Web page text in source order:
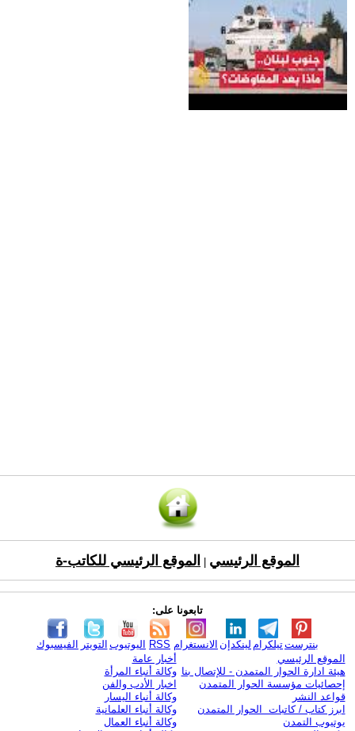
الموقع الرئيسي الموقع الرئيسي للكاتب-ة
تابعونا على:
الفيسبوك التويتر اليوتيوب RSS الانستغرام لينكدإن تيلكرامبنترست
الموقع الرئيسي
هيئة ادارة الحوار المتمدن - للإتصال بنا
إحصائيات مؤسسة الحوار المتمدن
قواعد النشر
ابرز كتاب / كاتبات الحوار المتمدن
يوتيوب التمدن
أخبار عامة
وكالة أنباء المرأة
اخبار الأدب والفن
وكالة أنباء اليسار
وكالة أنباء العلمانية
وكالة أنباء العمال